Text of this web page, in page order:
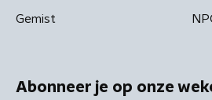
Gemist
Abonneer je op onze